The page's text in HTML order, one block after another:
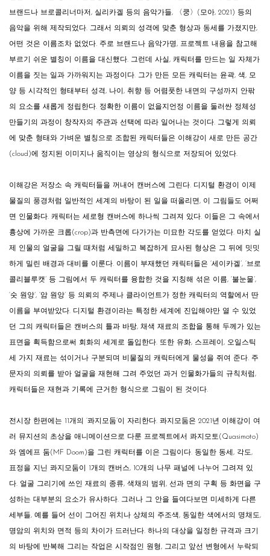
브랜드나 브로콜리너마저, 실리카겔 등의 음악가들, 〈쿵〉(모아, 2021) 등의
음악을 위해 제작되었다. 그래서 의뢰의 성격에 맞춘 형상과 동세를 가졌지만,
어떤 것은 이름조차 없었다. 주로 브랜드나 음악가명, 프로젝트 내용을 참고해
부르기 쉬운 별칭이 이름을 대신했다. 그런데 사실, 캐릭터를 만드는 일 자체가
이름을 짓는 일과 가까워지는 과정이다. 그가 만든 모든 캐릭터는 윤곽, 색, 모
양 등 시각적인 형태부터 성격, 나이, 취향 등 어렴풋한 내면의 구성까지 안팎
의 요소를 새롭게 정립한다. 정확한 이름이 없을지언정 이름을 둘러싼 정체성
만들기의 과정이 창작자의 주관과 선택에 따라 일어나는 것이다. 그렇게 의뢰
에 맞춘 형태와 가벼운 별칭으로 조합된 캐릭터들은 이해강이 새로 만든 공간
(cloud)에 정지된 이미지나 움직이는 영상의 형식으로 저장되어 있었다.
이해강은 저장소 속 캐릭터들을 꺼내어 캔버스에 그린다. 디지털 환경이 이제
물질의 풍경처럼 일반적인 세계의 바탕이 된 일을 떠올리면, 이 그림들도 어쩌
면 인물화다. 캐릭터는 세로형 캔버스에 하나씩 그려져 있다. 이들은 그 속에서
흉상에 가까운 크롭(crop)과 반측면에 다가가는 미묘한 각도를 얻었다. 마치 실
제 인물의 얼굴을 그릴 때처럼 세밀하고 복잡하게 묘사된 형상은 그 뒤에 밋밋
하게 밀린 배경과 대비를 이룬다. 이름이 부재했던 캐릭터들은 ‘세이카겔’, ‘브로
콜리블루캣’ 등 그림에서 두 캐릭터를 융합한 것을 지칭해 섞은 이름, ‘불눈물’,
‘숫 원앙’, ‘암 원앙’ 등 의뢰의 주제나 클라이언트가 정한 캐릭터의 역할에서 딴
이름을 부여받았다. 디지털 환경이라는 특정한 세계에 진입해야만 열 수 있었
던 그의 캐릭터들은 캔버스의 틀과 바탕, 채색 재료의 조합을 통해 두께가 있는
표면을 획득함으로써 회화의 세계로 돌입한다. 또한 유화, 스프레이, 오일스틱
세 가지 재료는 섞이거나 구분되며 비물질의 캐릭터에게 물성을 쥐여 준다. 주
문자의 의뢰를 받아 얼굴을 재현해 그려 주었던 과거 인물화가들의 규칙처럼,
캐릭터들은 재현과 기록에 근거한 형식으로 그림이 된 것이다.
전시장 한편에는 11개의 ‘콰지모둠’이 자리한다. 콰지모둠은 2021년 이해강이 여
러 뮤지션의 초상을 애니메이션으로 다룬 프로젝트에서 콰지모토(Quasimoto)
와 엠에프 둠(MF Doom)을 그린 캐릭터를 이은 그림이다. 동일한 동세, 각도,
표정을 지닌 콰지모둠이 1개의 캔버스, 10개의 나무 패널에 나누어 그려져 있
다. 얼굴 그리기에 쓰인 재료의 종류, 색채의 범위, 선과 면의 구획 등 화면을 구
성하는 대부분의 요소가 유사하다. 그러나 그 안을 들여다보면 미세하게 다른
세부들, 예를 들어 선이 그어진 위치나 상체의 주조색, 동일한 색에서의 명채도,
명암의 위치와 면적 등의 차이가 드러난다. 하나의 대상을 일정한 규격과 크기
의 바탕에 반복해 그리는 작업은 시작점인 원형, 그리고 앞선 변형에서 누락되